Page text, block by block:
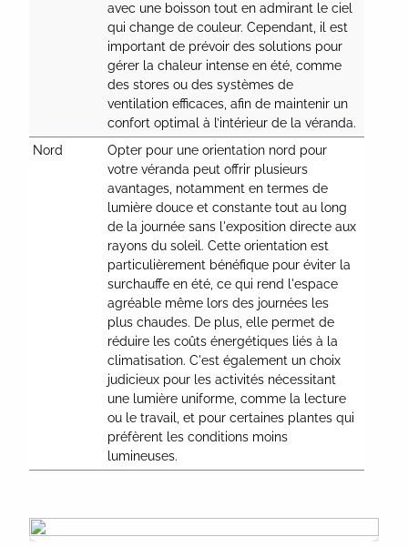
avec une boisson tout en admirant le ciel
qui change de couleur. Cependant, il est
important de prévoir des solutions pour
gérer la chaleur intense en été, comme
des stores ou des systèmes de
ventilation efficaces, afin de maintenir un
confort optimal à l’intérieur de la véranda.
Nord
Opter pour une orientation nord pour
votre véranda peut offrir plusieurs
avantages, notamment en termes de
lumière douce et constante tout au long
de la journée sans l'exposition directe aux
rayons du soleil. Cette orientation est
particulièrement bénéfique pour éviter la
surchauffe en été, ce qui rend l'espace
agréable même lors des journées les
plus chaudes. De plus, elle permet de
réduire les coûts énergétiques liés à la
climatisation. C'est également un choix
judicieux pour les activités nécessitant
une lumière uniforme, comme la lecture
ou le travail, et pour certaines plantes qui
préfèrent les conditions moins
lumineuses.